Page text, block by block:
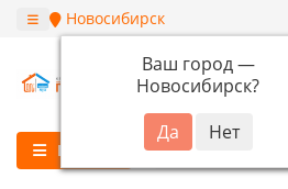
Новосибирск
Ваш город —
Новосибирск?
+7
Каталог